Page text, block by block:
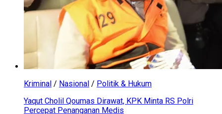
Kriminal / Nasional / Politik & Hukum
Yaqut Cholil Qoumas Dirawat, KPK Minta RS Polri
Percepat Penanganan Medis